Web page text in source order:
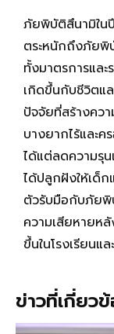
ภัยพิบัติสึนามิใน
ตระหนักถึงภัยพิ
ทั้งมาตรการแล
เกิดขึ้นกับชีวิตแ
ปัจจัยที่สร้างควา
บางยากไร้และ
ได้แต่ลดความรุ
ได้ปลูกฝังให้เด็ก
ตัวรับมือกับภัยพิ
ความเสียหายห
ขึ้นในโรงเรียนแ
ข่าวที่เกี่ยว